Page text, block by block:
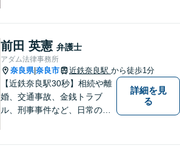
身近な弁護士を目指していま
す。
前田 英憲 弁護士
アダム法律事務所
奈良県|奈良市 近鉄奈良駅 から徒歩1分
【近鉄奈良駅30秒】相続や離
婚、交通事故、金銭トラブ
ル、刑事事件など、日常の中
詳細を見
る